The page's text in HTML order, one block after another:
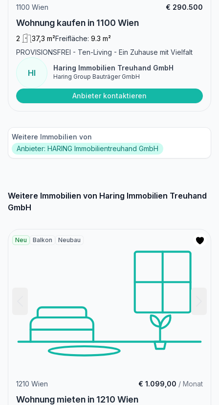
1100 Wien € 290.500
Wohnung kaufen in 1100 Wien
2 37,3 m²Freifläche: 9.3 m²
PROVISIONSFREI - Ten-Living - Ein Zuhause mit Vielfalt
HI
Haring Immobilien Treuhand GmbH
Haring Group Bauträger GmbH
Anbieter kontaktieren
Weitere Immobilien von
Anbieter: HARING Immobilientreuhand GmbH
Weitere Immobilien von Haring Immobilien Treuhand
GmbH
Neu Balkon Neubau
1210 Wien € 1.099,00 / Monat
Wohnung mieten in 1210 Wien